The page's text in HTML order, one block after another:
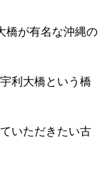
橋が有名な沖縄の
利大橋という橋
いただきたい古